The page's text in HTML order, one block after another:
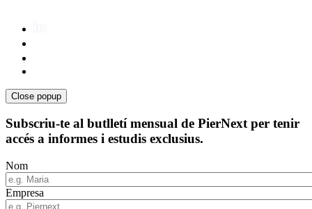
Close popup
Subscriu-te al butlletí mensual de PierNext per tenir
accés a informes i estudis exclusius.
Nom
Empresa